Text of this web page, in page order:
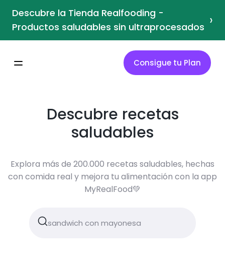
Descubre la Tienda Realfooding -
Productos saludables sin ultraprocesados ›
Consigue tu Plan
Descubre recetas
saludables
Explora más de 200.000 recetas saludables, hechas
con comida real y mejora tu alimentación con la app
MyRealFood💚